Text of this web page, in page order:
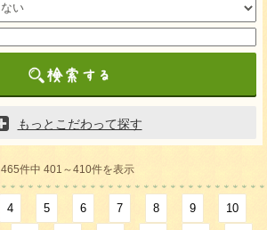
もっとこだわって探す
465件中 401～410件を表示
4 5 6 7 8 9 10